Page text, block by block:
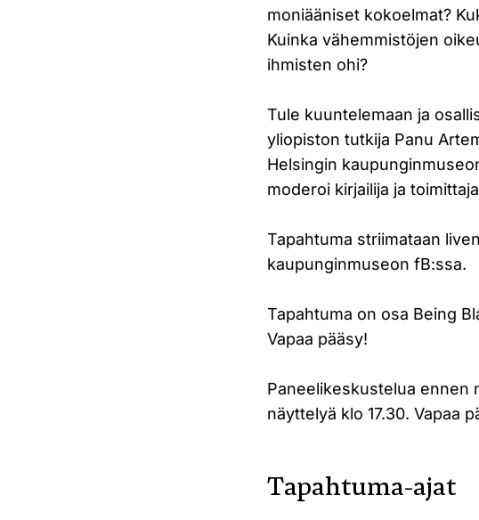
moniääniset kokoelmat?
Kuinka vähemmistöjen
ihmisten ohi?
Tule kuuntelemaan ja
yliopiston tutkija Panu
Helsingin
moderoi kirjailija ja
Tapahtuma striimataan
kaupunginmuseon fB:ssa.
Tapahtuma on osa Being
Vapaa pääsy!
Paneelikeskustelua ennen
näyttelyä klo 17.30. Vapaa
Tapahtuma-ajat